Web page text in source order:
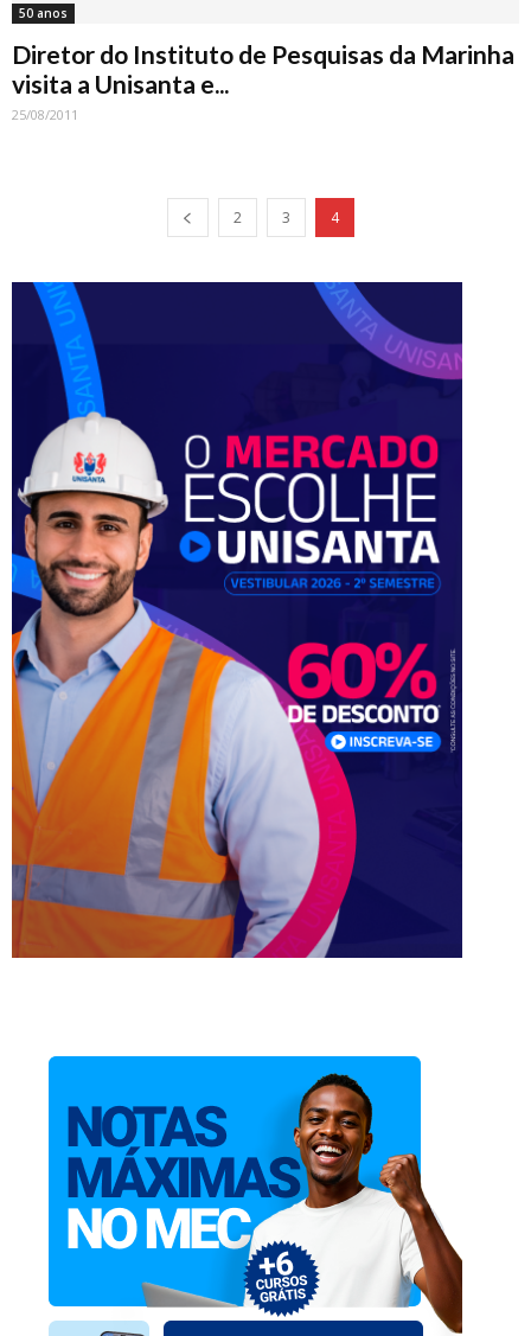
50 anos
Diretor do Instituto de Pesquisas da Marinha
visita a Unisanta e...
25/08/2011
2 3 4